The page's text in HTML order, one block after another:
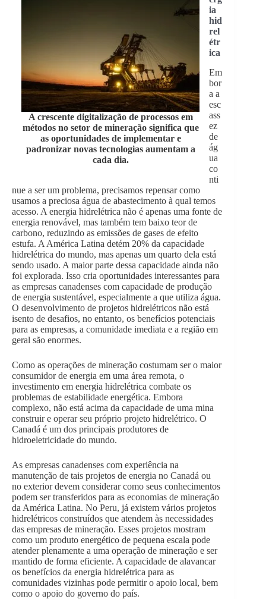
A crescente digitalização de processos em
métodos no setor de mineração significa que
as oportunidades de implementar e
padronizar novas tecnologias aumentam a
cada dia.
ia
hid
rel
étr
ica
Em
bor
a a
esc
ass
ez
de
ág
ua
co
nti
nue a ser um problema, precisamos repensar como
usamos a preciosa água de abastecimento à qual temos
acesso. A energia hidrelétrica não é apenas uma fonte de
energia renovável, mas também tem baixo teor de
carbono, reduzindo as emissões de gases de efeito
estufa. A América Latina detém 20% da capacidade
hidrelétrica do mundo, mas apenas um quarto dela está
sendo usado. A maior parte dessa capacidade ainda não
foi explorada. Isso cria oportunidades interessantes para
as empresas canadenses com capacidade de produção
de energia sustentável, especialmente a que utiliza água.
O desenvolvimento de projetos hidrelétricos não está
isento de desafios, no entanto, os benefícios potenciais
para as empresas, a comunidade imediata e a região em
geral são enormes.
Como as operações de mineração costumam ser o maior
consumidor de energia em uma área remota, o
investimento em energia hidrelétrica combate os
problemas de estabilidade energética. Embora
complexo, não está acima da capacidade de uma mina
construir e operar seu próprio projeto hidrelétrico. O
Canadá é um dos principais produtores de
hidroeletricidade do mundo.
As empresas canadenses com experiência na
manutenção de tais projetos de energia no Canadá ou
no exterior devem considerar como seus conhecimentos
podem ser transferidos para as economias de mineração
da América Latina. No Peru, já existem vários projetos
hidrelétricos construídos que atendem às necessidades
das empresas de mineração. Esses projetos mostram
como um produto energético de pequena escala pode
atender plenamente a uma operação de mineração e ser
mantido de forma eficiente. A capacidade de alavancar
os benefícios da energia hidrelétrica para as
comunidades vizinhas pode permitir o apoio local, bem
como o apoio do governo do país.